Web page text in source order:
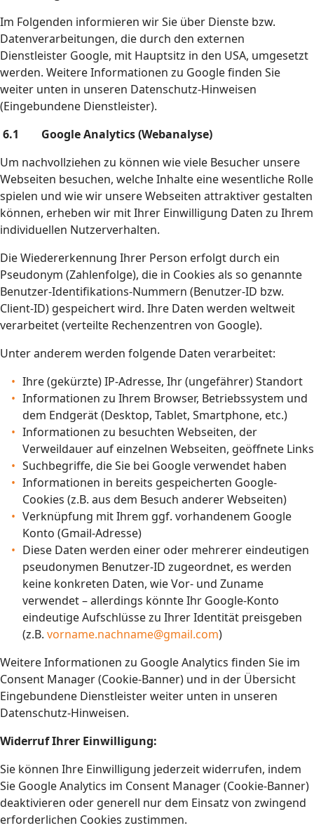
Im Folgenden informieren wir Sie über Dienste bzw.
Datenverarbeitungen, die durch den externen
Dienstleister Google, mit Hauptsitz in den USA, umgesetzt
werden. Weitere Informationen zu Google finden Sie
weiter unten in unseren Datenschutz-Hinweisen
(Eingebundene Dienstleister).
6.1 Google Analytics (Webanalyse)
Um nachvollziehen zu können wie viele Besucher unsere
Webseiten besuchen, welche Inhalte eine wesentliche Rolle
spielen und wie wir unsere Webseiten attraktiver gestalten
können, erheben wir mit Ihrer Einwilligung Daten zu Ihrem
individuellen Nutzerverhalten.
Die Wiedererkennung Ihrer Person erfolgt durch ein
Pseudonym (Zahlenfolge), die in Cookies als so genannte
Benutzer-Identifikations-Nummern (Benutzer-ID bzw.
Client-ID) gespeichert wird. Ihre Daten werden weltweit
verarbeitet (verteilte Rechenzentren von Google).
Unter anderem werden folgende Daten verarbeitet:
Ihre (gekürzte) IP-Adresse, Ihr (ungefährer) Standort
Informationen zu Ihrem Browser, Betriebssystem und
dem Endgerät (Desktop, Tablet, Smartphone, etc.)
Informationen zu besuchten Webseiten, der
Verweildauer auf einzelnen Webseiten, geöffnete Links
Suchbegriffe, die Sie bei Google verwendet haben
Informationen in bereits gespeicherten Google-
Cookies (z.B. aus dem Besuch anderer Webseiten)
Verknüpfung mit Ihrem ggf. vorhandenem Google
Konto (Gmail-Adresse)
Diese Daten werden einer oder mehrerer eindeutigen
pseudonymen Benutzer-ID zugeordnet, es werden
keine konkreten Daten, wie Vor- und Zuname
verwendet – allerdings könnte Ihr Google-Konto
eindeutige Aufschlüsse zu Ihrer Identität preisgeben
(z.B. vorname.nachname@gmail.com)
Weitere Informationen zu Google Analytics finden Sie im
Consent Manager (Cookie-Banner) und in der Übersicht
Eingebundene Dienstleister weiter unten in unseren
Datenschutz-Hinweisen.
Widerruf Ihrer Einwilligung:
Sie können Ihre Einwilligung jederzeit widerrufen, indem
Sie Google Analytics im Consent Manager (Cookie-Banner)
deaktivieren oder generell nur dem Einsatz von zwingend
erforderlichen Cookies zustimmen.